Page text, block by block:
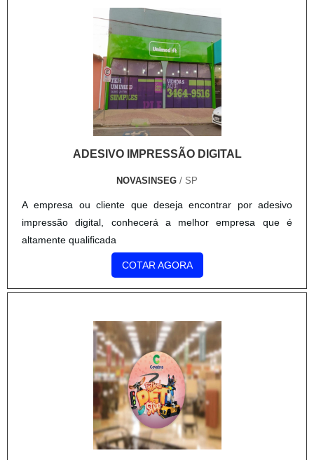
ADESIVO IMPRESSÃO DIGITAL
NOVASINSEG / SP
A empresa ou cliente que deseja encontrar por adesivo
impressão digital, conhecerá a melhor empresa que é
altamente qualificada
COTAR AGORA